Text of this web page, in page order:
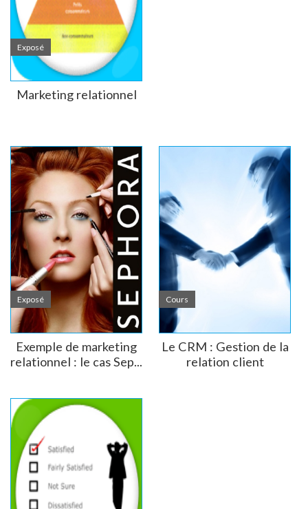
Exposé
Marketing relationnel
Exposé
Exemple de marketing
relationnel : le cas Sep...
Cours
Le CRM : Gestion de la
relation client